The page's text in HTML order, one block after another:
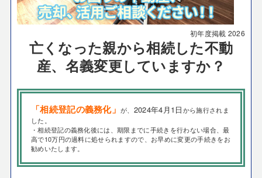
初年度掲載 2026
亡くなった親から相続した不動
産、名義変更していますか？
「相続登記の義務化」が、 2024年4月1日から施行されま
した。
・相続登記の義務化後には、期限までに手続きを行わない場合、最
高で10万円の過料に処せられますので、お早めに変更の手続きをお
勧めいたします。